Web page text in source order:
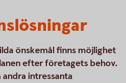
önskemål finns möjlighet
efter företagets behov.
intressanta